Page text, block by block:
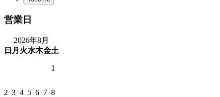
営業日
2026年8月
日 月 火水木金土
1
2 3 4 5 6 7 8